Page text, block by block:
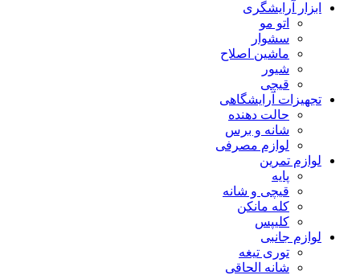
ابزار آرایشگری
اتو مو
سشوار
ماشین اصلاح
شیور
قیچی
تجهیزات آرایشگاهی
حالت دهنده
شانه و برس
لوازم مصرفی
لوازم تمرین
پایه
قیچی و شانه
کله مانکن
کلیپس
لوازم جانبی
توری تیغه
شانه الحاقی